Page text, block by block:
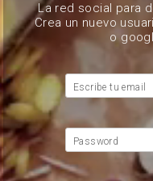
La red social para
Crea un nuevo
o
Escribe tu email
Password